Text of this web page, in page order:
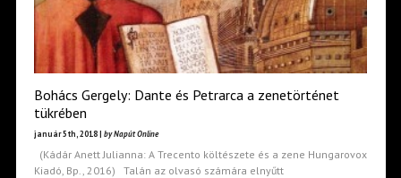
Bohács Gergely: Dante és Petrarca a zenetörténet
tükrében
január 5th, 2018 | by Napút Online
(Kádár Anett Julianna: A Trecento költészete és a zene Hungarovox
Kiadó, Bp., 2016) Talán az olvasó számára elnyűtt